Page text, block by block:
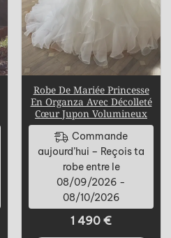
Robe De Mariée Princesse
En Organza Avec Décolleté
Cœur Jupon Volumineux
Commande
aujourd’hui – Reçois ta
robe entre le
08/09/2026 -
08/10/2026
1 490 €